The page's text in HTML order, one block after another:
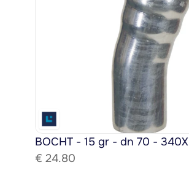
BOCHT - 15 gr - dn 70 - 340X
€ 24.80